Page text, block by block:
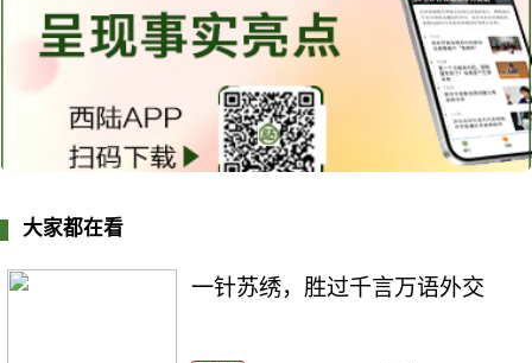
大家都在看
一针苏绣，胜过千言万语外交